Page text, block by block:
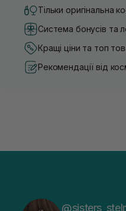
Тільки оригінальна
Система бонусів та
Кращі ціни та топ
Рекомендації від